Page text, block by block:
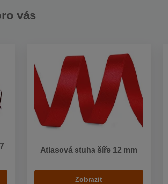
vás
Atlasová stuha šíře 12 mm
Zobrazit